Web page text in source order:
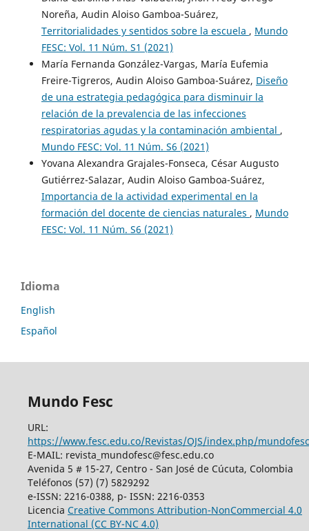
Noreña, Audin Aloiso Gamboa-Suárez,
Territorialidades y sentidos sobre la escuela , Mundo
FESC: Vol. 11 Núm. S1 (2021)
María Fernanda González-Vargas, María Eufemia
Freire-Tigreros, Audin Aloiso Gamboa-Suárez, Diseño
de una estrategia pedagógica para disminuir la
relación de la prevalencia de las infecciones
respiratorias agudas y la contaminación ambiental ,
Mundo FESC: Vol. 11 Núm. S6 (2021)
Yovana Alexandra Grajales-Fonseca, César Augusto
Gutiérrez-Salazar, Audin Aloiso Gamboa-Suárez,
Importancia de la actividad experimental en la
formación del docente de ciencias naturales , Mundo
FESC: Vol. 11 Núm. S6 (2021)
Idioma
English
Español
Mundo Fesc
URL:
https://www.fesc.edu.co/Revistas/OJS/index.php/mundofesc
E-MAIL: revista_mundofesc@fesc.edu.co
Avenida 5 # 15-27, Centro - San José de Cúcuta, Colombia
Teléfonos (57) (7) 5829292
e-ISSN: 2216-0388, p- ISSN: 2216-0353
Licencia Creative Commons Attribution-NonCommercial 4.0
International (CC BY-NC 4.0)